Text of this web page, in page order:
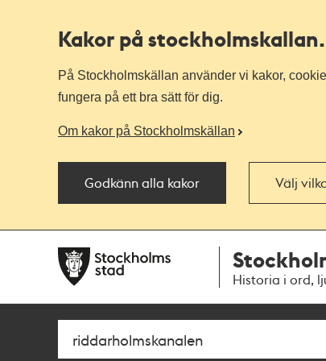
Kakor på stockholmskallan
På Stockholmskällan använder vi kakor,
fungera på ett bra sätt för dig.
Om kakor på Stockholmskällan
Godkänn alla kakor Välj
navigationen
huvudinnehållet
Historia i ord,
Sök